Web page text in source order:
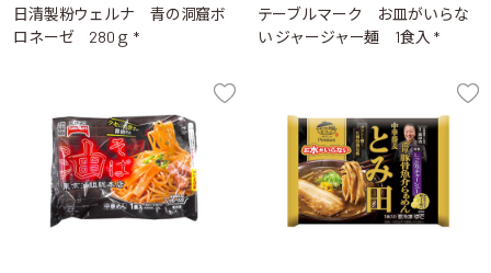
日清製粉ウェルナ 青の洞窟ボ
ロネーゼ 280ｇ *
テーブルマーク お皿がいらな
い ジャージャー麺 1食入 *